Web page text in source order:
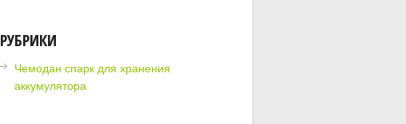
РУБРИКИ
Чемодан спарк для хранения
аккумулятора